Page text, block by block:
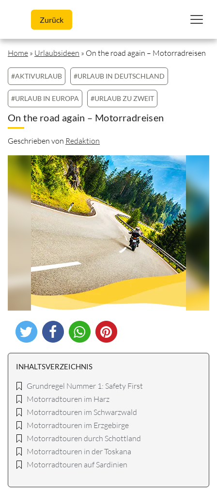
Zurück
Home » Urlaubsideen » On the road again – Motorradreisen
#AKTIVURLAUB #URLAUB IN DEUTSCHLAND
#URLAUB IN EUROPA #URLAUB ZU ZWEIT
On the road again – Motorradreisen
Geschrieben von Redaktion
INHALTSVERZEICHNIS
Grundregel Nummer 1: Safety First
Motorradtouren im Harz
Motorradtouren im Schwarzwald
Motorradtouren im Erzgebirge
Motorradtouren durch Schottland
Motorradtouren in der Toskana
Motorradtouren auf Sardinien